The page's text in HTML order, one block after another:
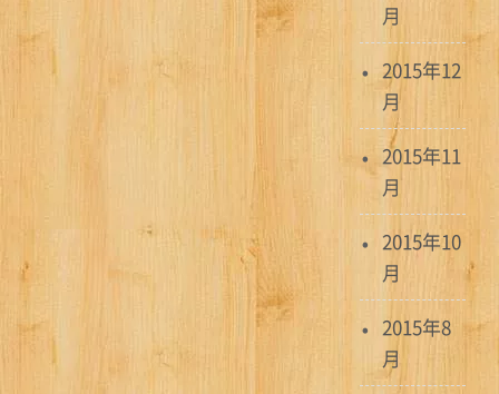
月
2015年12
月
2015年11
月
2015年10
月
2015年8
月